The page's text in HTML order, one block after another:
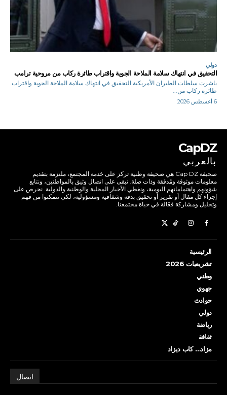
دولي
التحقيق في انتهاك سلامة الملاحة الجوية واقتراب طائرة ركاب من مروحية ترامب
باشرت سلطات الطيران الأمريكية التحقيق في انتهاك سلامة الملاحة الجوية واقتراب
طائرة ركاب من...
6 أغسطس 2026
CapDZ
بالعربي
صحيفة Cap DZ هي صحيفة وطنية تركز على خدمة المجتمع، ملتزمة بتقديم
معلومات موثوقة ومُدققة وذات صلة. نبقى على اتصال وثيق بالمواطنين، ونتابع
شؤونهم واهتماماتهم اليومية، ونغطي الأخبار المحلية والوطنية والدولية. نحرص على
إجراء كل مقال أو تقرير أو تحقيق بدقة وشفافية ومسؤولية، لكي تتمكنوا من فهم
وتحليل ومشاركة فعّالة في حياة مجتمعنا.
الرئيسية
تشريعيات 2026
وطني
جهوي
حوادث
دولي
رياضة
ثقافة
مزاد… كاب ديزاد
اتصال